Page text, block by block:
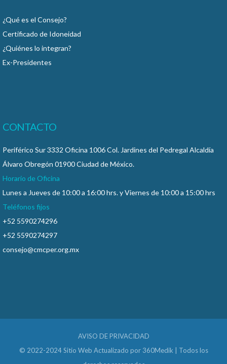
¿Qué es el Consejo?
Certificado de Idoneidad
¿Quiénes lo integran?
Ex-Presidentes
CONTACTO
Periférico Sur 3332 Oficina 1006 Col. Jardines del Pedregal Alcaldía
Álvaro Obregón 01900 Ciudad de México.
Horario de Oficina
Lunes a Jueves de 10:00 a 16:00 hrs. y Viernes de 10:00 a 15:00 hrs
Teléfonos fijos
+52 5590274296
+52 5590274297
consejo@cmcper.org.mx
AVISO DE PRIVACIDAD
© 2022-2024 Sitio Web Actualizado por 360Medik | Todos los